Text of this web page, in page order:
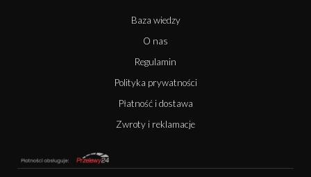
Baza wiedzy
O nas
Regulamin
Polityka prywatności
Płatność i dostawa
Zwroty i reklamacje